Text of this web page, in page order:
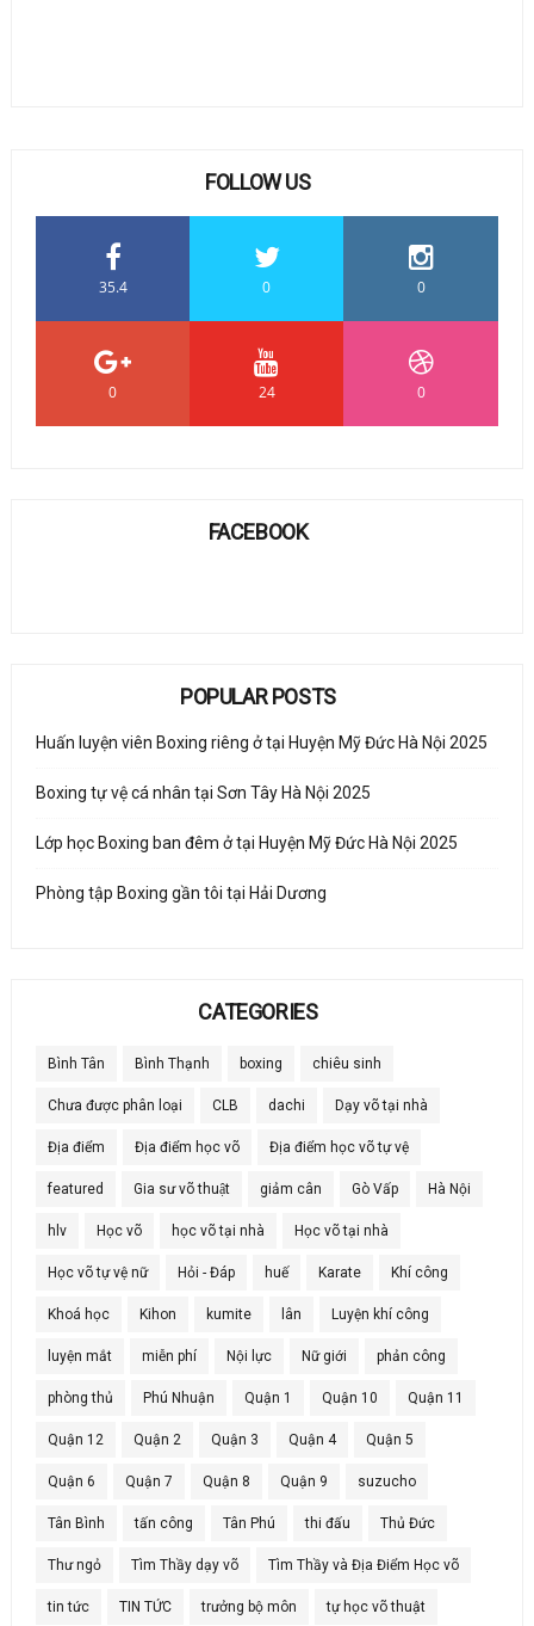
FOLLOW US
35.4 0 0
0 24 0
FACEBOOK
POPULAR POSTS
Huấn luyện viên Boxing riêng ở tại Huyện Mỹ Đức Hà Nội 2025
Boxing tự vệ cá nhân tại Sơn Tây Hà Nội 2025
Lớp học Boxing ban đêm ở tại Huyện Mỹ Đức Hà Nội 2025
Phòng tập Boxing gần tôi tại Hải Dương
CATEGORIES
Bình Tân Bình Thạnh boxing chiêu sinh
Chưa được phân loại CLB dachi Dạy võ tại nhà
Địa điểm Địa điểm học võ Địa điểm học võ tự vệ
featured Gia sư võ thuật giảm cân Gò Vấp Hà Nội
hlv Học võ học võ tại nhà Học võ tại nhà
Học võ tự vệ nữ Hỏi - Đáp huế Karate Khí công
Khoá học Kihon kumite lân Luyện khí công
luyện mắt miễn phí Nội lực Nữ giới phản công
phòng thủ Phú Nhuận Quận 1 Quận 10 Quận 11
Quận 12 Quận 2 Quận 3 Quận 4 Quận 5
Quận 6 Quận 7 Quận 8 Quận 9 suzucho
Tân Bình tấn công Tân Phú thi đấu Thủ Đức
Thư ngỏ Tìm Thầy dạy võ Tìm Thầy và Địa Điểm Học võ
tin tức TIN TỨC trưởng bộ môn tự học võ thuật